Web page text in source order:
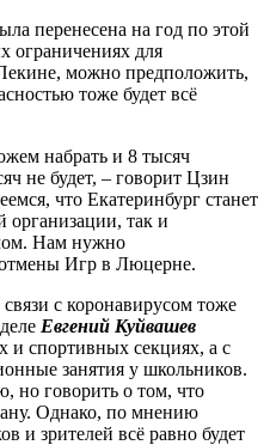
перенесена на год по этой
ограничениях для
можно предположить,
тоже будет всё
набрать и 8 тысяч
не будет, – говорит Цзин
что Екатеринбург станет
организации, так и
Нам нужно
отмены Игр в Люцерне.
с коронавирусом тоже
Евгений Куйвашев
и спортивных секциях, а с
занятия у школьников.
но говорить о том, что
Однако, по мнению
и зрителей всё равно будет